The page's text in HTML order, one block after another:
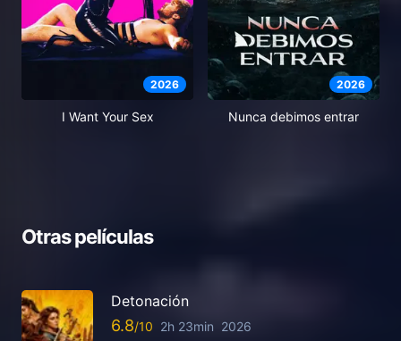
2026
I Want Your Sex
2026
Nunca debimos entrar
Otras películas
Detonación
6.8 2h 23min 2026